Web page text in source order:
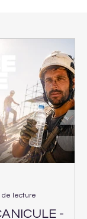
-
de lecture